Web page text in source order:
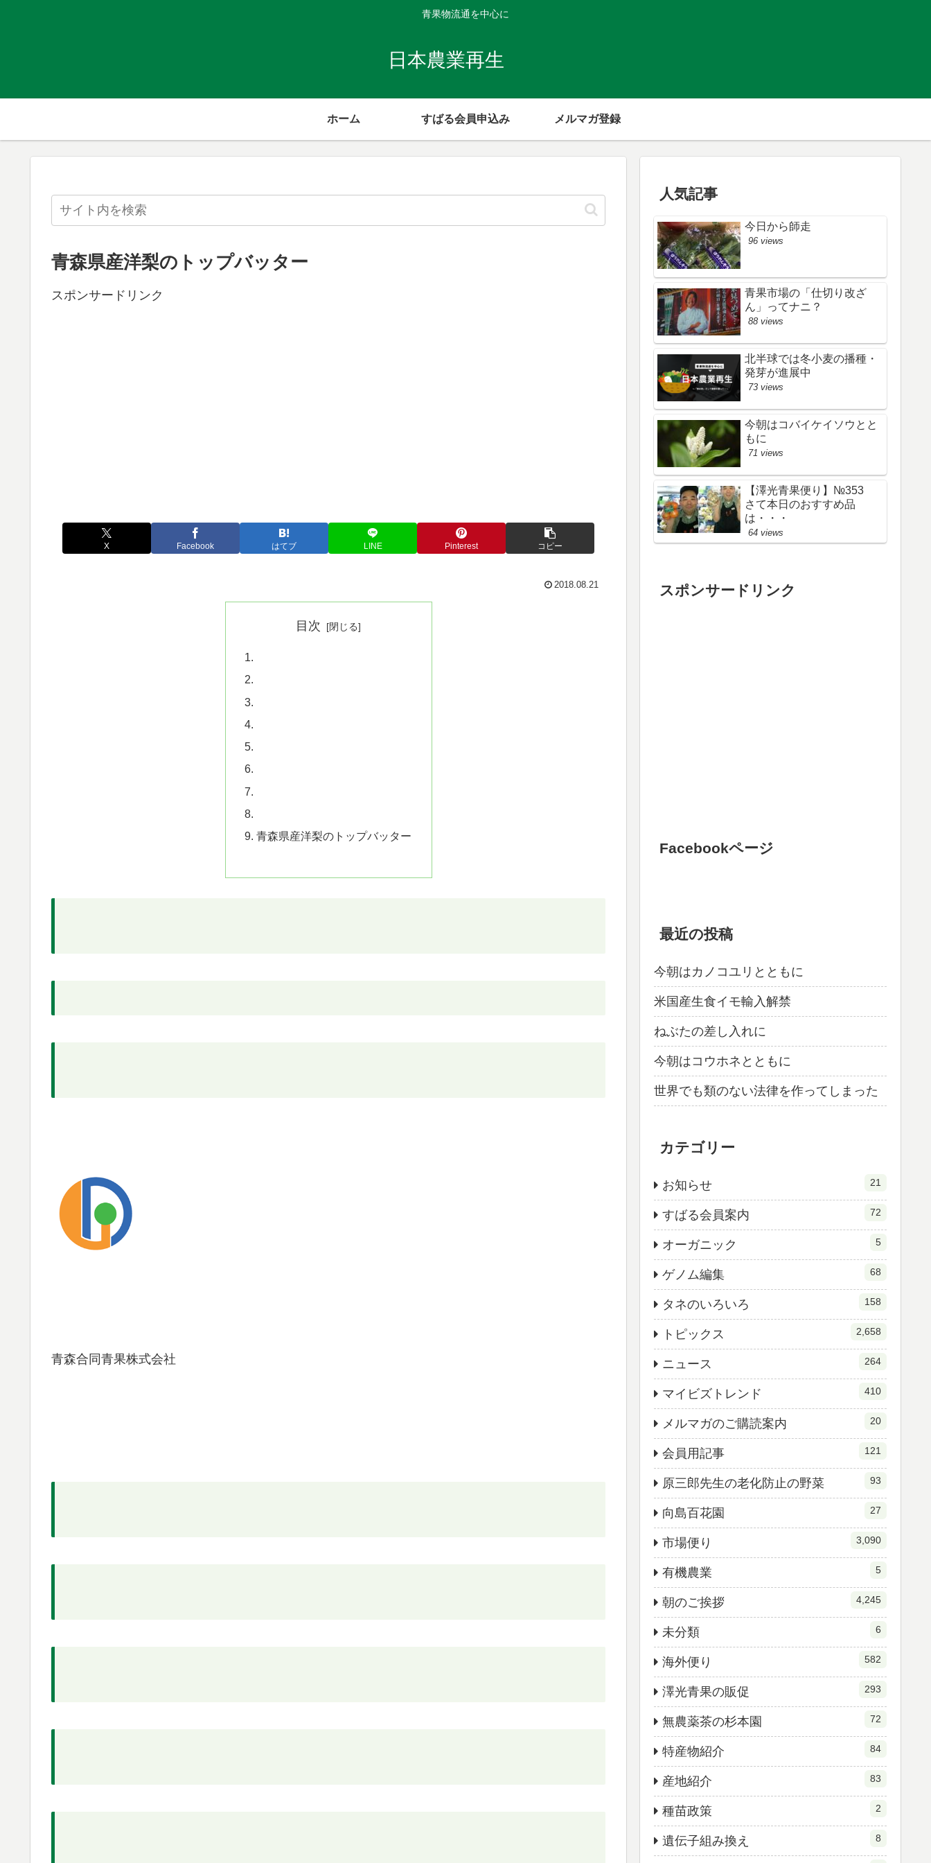
青果物流通を中心に
日本農業再生
ホーム すばる会員申込み メルマガ登録
青森県産洋梨のトップバッター
スポンサードリンク
X Facebook はてブ LINE Pinterest コピー
2018.08.21
目次
青森県産洋梨のトップバッター
青森合同青果株式会社
人気記事
今日から師走
96 views
青果市場の「仕切り改ざ
ん」ってナニ？
88 views
北半球では冬小麦の播種・
発芽が進展中
73 views
今朝はコバイケイソウとと
もに
71 views
【澤光青果便り】№353
さて本日のおすすめ品
は・・・
64 views
スポンサードリンク
Facebookページ
最近の投稿
今朝はカノコユリとともに
米国産生食イモ輸入解禁
ねぶたの差し入れに
今朝はコウホネとともに
世界でも類のない法律を作ってしまった
カテゴリー
お知らせ 21
すばる会員案内 72
オーガニック 5
ゲノム編集 68
タネのいろいろ 158
トピックス 2,658
ニュース 264
マイビズトレンド 410
メルマガのご購読案内 20
会員用記事 121
原三郎先生の老化防止の野菜 93
向島百花園 27
市場便り 3,090
有機農業 5
朝のご挨拶 4,245
未分類 6
海外便り 582
澤光青果の販促 293
無農薬茶の杉本園 72
特産物紹介 84
産地紹介 83
種苗政策 2
遺伝子組み換え 8